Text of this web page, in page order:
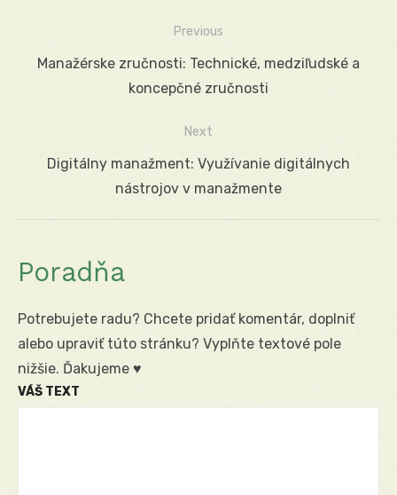
Navigácia
Previous
Previous
Manažérske zručnosti: Technické, medziľudské a
koncepčné zručnosti
Next
NextDigitálny manažment: Využívanie digitálnych
nástrojov v manažmente
Poradňa
Potrebujete radu? Chcete pridať komentár, doplniť
alebo upraviť túto stránku? Vyplňte textové pole
nižšie. Ďakujeme ♥
VÁŠ TEXT